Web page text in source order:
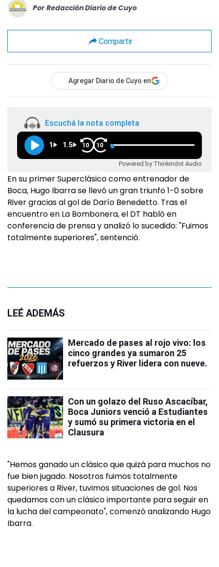
Por Redacción Diario de Cuyo
Compartir
Agregar Diario de Cuyo en
Escuchá la nota completa
1 1.5 10 10
Powered by Thinkindot Audio
En su primer Superclásico como entrenador de
Boca, Hugo Ibarra se llevó un gran triunfo 1-0 sobre
River gracias al gol de Darío Benedetto. Tras el
encuentro en La Bombonera, el DT habló en
conferencia de prensa y analizó lo sucedido: "Fuimos
totalmente superiores", sentenció.
LEÉ ADEMÁS
Mercado de pases al rojo vivo: los
cinco grandes ya sumaron 25
refuerzos y River lidera con nueve.
Con un golazo del Ruso Ascacíbar,
Boca Juniors venció a Estudiantes
y sumó su primera victoria en el
Clausura
"Hemos ganado un clásico que quizá para muchos no
fue bien jugado. Nosotros fuimos totalmente
superiores a River, tuvimos situaciones de gol. Nos
quedamos con un clásico importante para seguir en
la lucha del campeonato", comenzó analizando Hugo
Ibarra.